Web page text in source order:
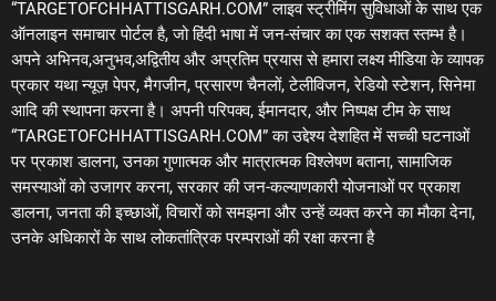
“TARGETOFCHHATTISGARH.COM” लाइव स्ट्रीमिंग सुविधाओं के साथ एक
ऑनलाइन समाचार पोर्टल है, जो हिंदी भाषा में जन-संचार का एक सशक्त स्तम्भ है।
अपने अभिनव,अनुभव,अद्वितीय और अप्रतिम प्रयास से हमारा लक्ष्य मीडिया के व्यापक
प्रकार यथा न्यूज़ पेपर, मैगजीन, प्रसारण चैनलों, टेलीविजन, रेडियो स्टेशन, सिनेमा
आदि की स्थापना करना है। अपनी परिपक्व, ईमानदार, और निष्पक्ष टीम के साथ
“TARGETOFCHHATTISGARH.COM” का उद्देश्य देशहित में सच्ची घटनाओं
पर प्रकाश डालना, उनका गुणात्मक और मात्रात्मक विश्लेषण बताना, सामाजिक
समस्याओं को उजागर करना, सरकार की जन-कल्याणकारी योजनाओं पर प्रकाश
डालना, जनता की इच्छाओं, विचारों को समझना और उन्हें व्यक्त करने का मौका देना,
उनके अधिकारों के साथ लोकतांत्रिक परम्पराओं की रक्षा करना है